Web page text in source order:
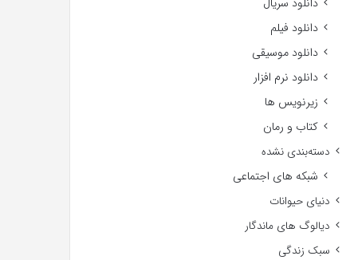
دانلود فیلم
دانلود موسیقی
دانلود نرم افزار
زیرنویس ها
کتاب و رمان
دسته‌بندی نشده
شبکه های اجتماعی
دنیای حیوانات
دیالوگ های ماندگار
سبک زندگی